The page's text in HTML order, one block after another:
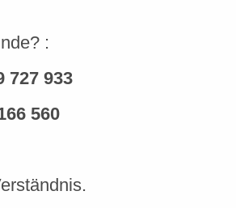
:
727 933
560